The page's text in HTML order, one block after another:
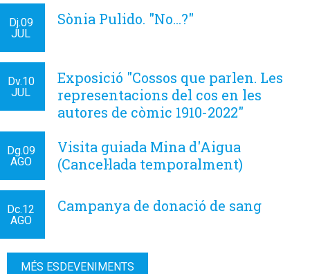
Dj.09
JUL
Sònia Pulido. "No...?"
Dv.10
JUL
Exposició "Cossos que parlen. Les
representacions del cos en les
autores de còmic 1910-2022"
Dg.09
AGO
Visita guiada Mina d'Aigua
(Cancel·lada temporalment)
Dc.12
AGO
Campanya de donació de sang
MÉS ESDEVENIMENTS